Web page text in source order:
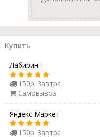
Купить
Лабиринт
150р. Завтра
Самовывоз
Яндекс Маркет
150р. Завтра